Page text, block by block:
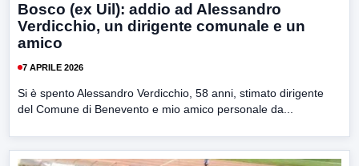
Bosco (ex Uil): addio ad Alessandro
Verdicchio, un dirigente comunale e un
amico
7 APRILE 2026
Si è spento Alessandro Verdicchio, 58 anni, stimato dirigente
del Comune di Benevento e mio amico personale da...